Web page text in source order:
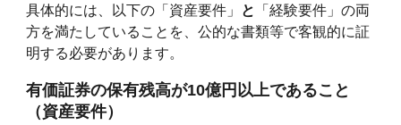
具体的には、以下の「資産要件」 と
「経験要件」の両
方を満たしていることを、公的な書類等で客観的に証
明する必要があります。
有価証券の保有残高が10億円以上であること
（資産要件）